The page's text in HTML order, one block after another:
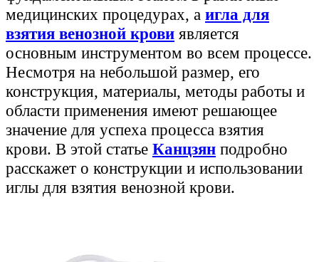
медицинских процедурах, а игла для
взятия венозной крови является
основным инструментом во всем процессе.
Несмотря на небольшой размер, его
конструкция, материалы, методы работы и
области применения имеют решающее
значение для успеха процесса взятия
крови. В этой статье Канцзян подробно
расскажет о конструкции и использовании
иглы для взятия венозной крови.